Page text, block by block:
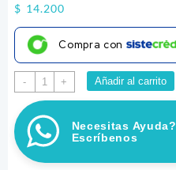
$ 14.200
Compra con
-
MUNGOS
CABANO
200GR
cantidad
+ Añadir al carrito
Necesitas Ayuda?
Escríbenos